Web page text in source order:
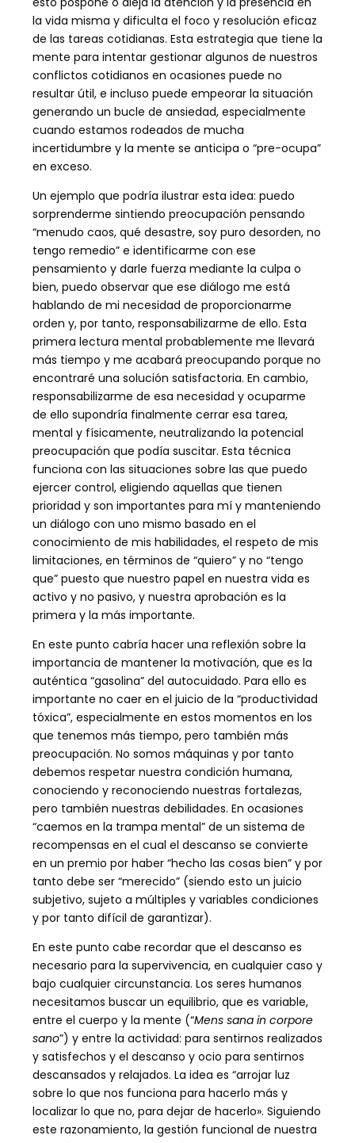
la vida misma y dificulta el foco y resolución eficaz
de las tareas cotidianas. Esta estrategia que tiene la
mente para intentar gestionar algunos de nuestros
conflictos cotidianos en ocasiones puede no
resultar útil, e incluso puede empeorar la situación
generando un bucle de ansiedad, especialmente
cuando estamos rodeados de mucha
incertidumbre y la mente se anticipa o “pre-ocupa”
en exceso.
Un ejemplo que podría ilustrar esta idea: puedo
sorprenderme sintiendo preocupación pensando
“menudo caos, qué desastre, soy puro desorden, no
tengo remedio” e identificarme con ese
pensamiento y darle fuerza mediante la culpa o
bien, puedo observar que ese diálogo me está
hablando de mi necesidad de proporcionarme
orden y, por tanto, responsabilizarme de ello. Esta
primera lectura mental probablemente me llevará
más tiempo y me acabará preocupando porque no
encontraré una solución satisfactoria. En cambio,
responsabilizarme de esa necesidad y ocuparme
de ello supondría finalmente cerrar esa tarea,
mental y físicamente, neutralizando la potencial
preocupación que podía suscitar. Esta técnica
funciona con las situaciones sobre las que puedo
ejercer control, eligiendo aquellas que tienen
prioridad y son importantes para mí y manteniendo
un diálogo con uno mismo basado en el
conocimiento de mis habilidades, el respeto de mis
limitaciones, en términos de “quiero” y no “tengo
que” puesto que nuestro papel en nuestra vida es
activo y no pasivo, y nuestra aprobación es la
primera y la más importante.
En este punto cabría hacer una reflexión sobre la
importancia de mantener la motivación, que es la
auténtica “gasolina” del autocuidado. Para ello es
importante no caer en el juicio de la “productividad
tóxica”, especialmente en estos momentos en los
que tenemos más tiempo, pero también más
preocupación. No somos máquinas y por tanto
debemos respetar nuestra condición humana,
conociendo y reconociendo nuestras fortalezas,
pero también nuestras debilidades. En ocasiones
“caemos en la trampa mental” de un sistema de
recompensas en el cual el descanso se convierte
en un premio por haber “hecho las cosas bien” y por
tanto debe ser “merecido” (siendo esto un juicio
subjetivo, sujeto a múltiples y variables condiciones
y por tanto difícil de garantizar).
En este punto cabe recordar que el descanso es
necesario para la supervivencia, en cualquier caso y
bajo cualquier circunstancia. Los seres humanos
necesitamos buscar un equilibrio, que es variable,
entre el cuerpo y la mente (“Mens sana in corpore
sano”) y entre la actividad: para sentirnos realizados
y satisfechos y el descanso y ocio para sentirnos
descansados y relajados. La idea es “arrojar luz
sobre lo que nos funciona para hacerlo más y
localizar lo que no, para dejar de hacerlo». Siguiendo
este razonamiento, la gestión funcional de nuestra